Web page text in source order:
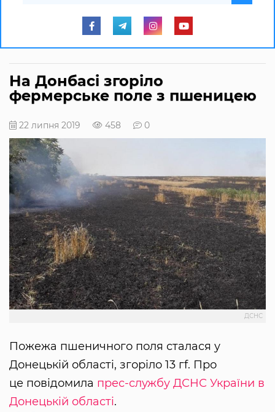
На Донбасі згоріло
фермерське поле з пшеницею
22 липня 2019 458 0
ДСНС
Пожежа пшеничного поля сталася у
Донецькій області, згоріло 13 гf. Про
це повідомила прес-службу ДСНС України в
Донецькій області.